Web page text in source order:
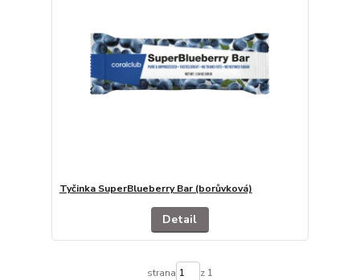
Tyčinka SuperBlueberry Bar (borůvková)
Detail
strana z 1